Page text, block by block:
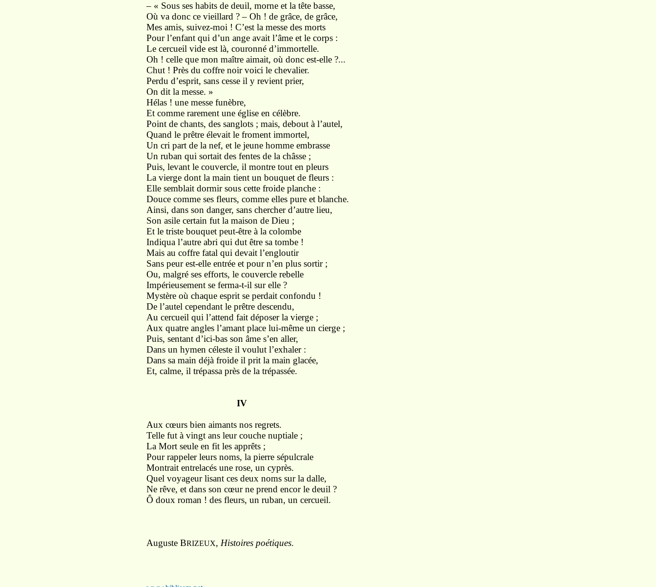
– « Sous ses habits de deuil, morne et la tête basse,
Où va donc ce vieillard ? – Oh ! de grâce, de grâce,
Mes amis, suivez-moi ! C’est la messe des morts
Pour l’enfant qui d’un ange avait l’âme et le corps :
Le cercueil vide est là, couronné d’immortelle.
Oh ! celle que mon maître aimait, où donc est-elle ?...
Chut ! Près du coffre noir voici le chevalier.
Perdu d’esprit, sans cesse il y revient prier,
On dit la messe. »
Hélas ! une messe funèbre,
Et comme rarement une église en célèbre.
Point de chants, des sanglots ; mais, debout à l’autel,
Quand le prêtre élevait le froment immortel,
Un cri part de la nef, et le jeune homme embrasse
Un ruban qui sortait des fentes de la châsse ;
Puis, levant le couvercle, il montre tout en pleurs
La vierge dont la main tient un bouquet de fleurs :
Elle semblait dormir sous cette froide planche :
Douce comme ses fleurs, comme elles pure et blanche.
Ainsi, dans son danger, sans chercher d’autre lieu,
Son asile certain fut la maison de Dieu ;
Et le triste bouquet peut-être à la colombe
Indiqua l’autre abri qui dut être sa tombe !
Mais au coffre fatal qui devait l’engloutir
Sans peur est-elle entrée et pour n’en plus sortir ;
Ou, malgré ses efforts, le couvercle rebelle
Impérieusement se ferma-t-il sur elle ?
Mystère où chaque esprit se perdait confondu !
De l’autel cependant le prêtre descendu,
Au cercueil qui l’attend fait déposer la vierge ;
Aux quatre angles l’amant place lui-même un cierge ;
Puis, sentant d’ici-bas son âme s’en aller,
Dans un hymen céleste il voulut l’exhaler :
Dans sa main déjà froide il prit la main glacée,
Et, calme, il trépassa près de la trépassée.
IV
Aux cœurs bien aimants nos regrets.
Telle fut à vingt ans leur couche nuptiale ;
La Mort seule en fit les apprêts ;
Pour rappeler leurs noms, la pierre sépulcrale
Montrait entrelacés une rose, un cyprès.
Quel voyageur lisant ces deux noms sur la dalle,
Ne rêve, et dans son cœur ne prend encor le deuil ?
Ô doux roman ! des fleurs, un ruban, un cercueil.
Auguste BRIZEUX, Histoires poétiques.